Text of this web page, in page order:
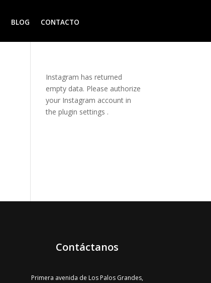
BLOG CONTACTO
Instagram has returned
empty data. Please authorize
your Instagram account in
theplugin settings .
Contáctanos
Primera avenida de Los Palos Grandes,